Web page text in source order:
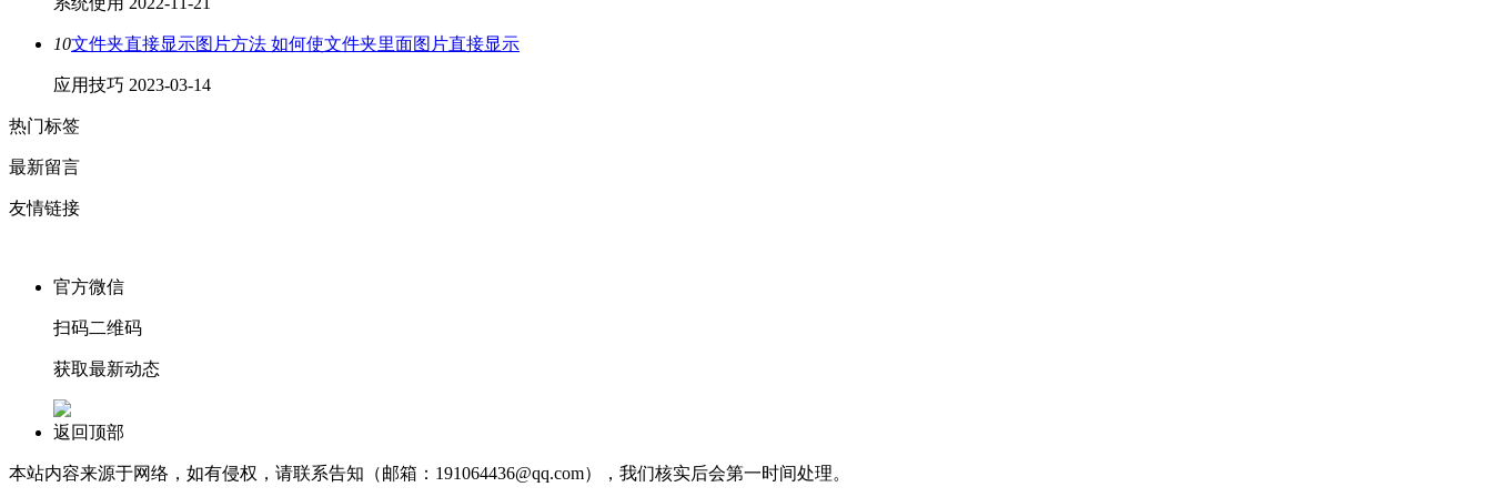
10文件夹直接显示图片方法 如何使文件夹里面图片直接显示
应用技巧 2023-03-14
热门标签
最新留言
友情链接
官方微信
扫码二维码
获取最新动态
返回顶部
本站内容来源于网络，如有侵权，请联系告知（邮箱：191064436@qq.com），我们核实后会第一时间处理。